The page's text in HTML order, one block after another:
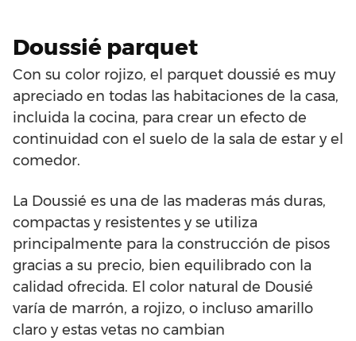
Doussié parquet
Con su color rojizo, el parquet doussié es muy
apreciado en todas las habitaciones de la casa,
incluida la cocina, para crear un efecto de
continuidad con el suelo de la sala de estar y el
comedor.
La Doussié es una de las maderas más duras,
compactas y resistentes y se utiliza
principalmente para la construcción de pisos
gracias a su precio, bien equilibrado con la
calidad ofrecida. El color natural de Dousié
varía de marrón, a rojizo, o incluso amarillo
claro y estas vetas no cambian